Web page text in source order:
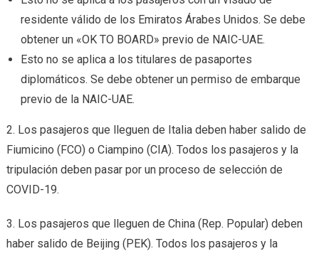
residente válido de los Emiratos Árabes Unidos. Se debe
obtener un «OK TO BOARD» previo de NAIC-UAE.
Esto no se aplica a los titulares de pasaportes
diplomáticos. Se debe obtener un permiso de embarque
previo de la NAIC-UAE.
2. Los pasajeros que lleguen de Italia deben haber salido de
Fiumicino (FCO) o Ciampino (CIA). Todos los pasajeros y la
tripulación deben pasar por un proceso de selección de
COVID-19.
3. Los pasajeros que lleguen de China (Rep. Popular) deben
haber salido de Beijing (PEK). Todos los pasajeros y la